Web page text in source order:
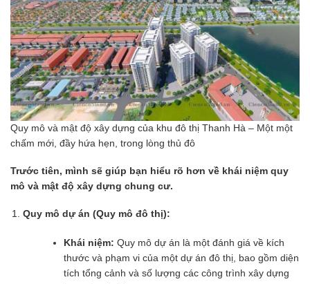
Quy mô và mật độ xây dựng của khu đô thị Thanh Hà – Một một
chấm mới, đầy hứa hẹn, trong lòng thủ đô
Trước tiên, mình sẽ giúp bạn hiểu rõ hơn về khái niệm quy
mô và mật độ xây dựng chung cư.
Quy mô dự án (Quy mô đô thị):
Khái niệm: Quy mô dự án là một đánh giá về kích
thước và phạm vi của một dự án đô thị, bao gồm diện
tích tổng cảnh và số lượng các công trình xây dựng